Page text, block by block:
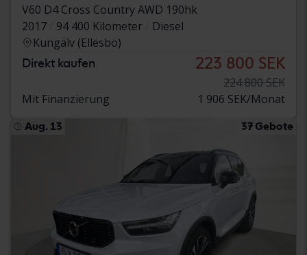
V60 D4 Cross Country AWD 190hk
2017
94 400 Kilometer
Diesel
Kungälv (Ellesbo)
Direkt kaufen 223 800 SEK
224 800 SEK
Mit Finanzierung
1 906 SEK/Monat
Aug. 13 37 Gebote